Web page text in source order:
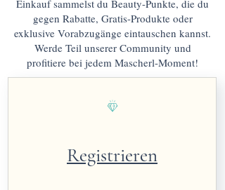
Einkauf sammelst du Beauty-Punkte, die du
gegen Rabatte, Gratis-Produkte oder
exklusive Vorabzugänge eintauschen kannst.
Werde Teil unserer Community und
profitiere bei jedem Mascherl-Moment!
Registrieren